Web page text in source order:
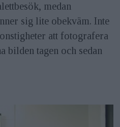
medan
sig lite obekväm. Inte
att fotografera
bilden tagen och sedan